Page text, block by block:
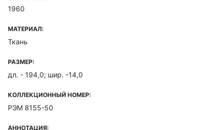
1960
МАТЕРИАЛ:
Ткань
РАЗМЕР:
дл. - 194,0; шир. -14,0
КОЛЛЕКЦИОННЫЙ НОМЕР:
РЭМ 8155-50
АННОТАЦИЯ: